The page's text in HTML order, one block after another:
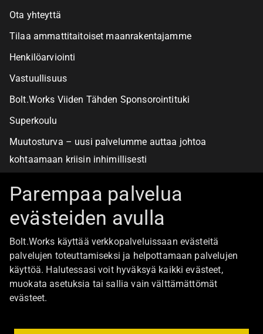
Ota yhteyttä
Tilaa ammattitaitoiset maanrakentajamme
Henkilöarviointi
Vastuullisuus
Bolt.Works Viiden Tähden Sponsorointituki
Superkoulu
Muutosturva – uusi palvelumme auttaa johtoa
kohtaamaan kriisin inhimillisesti
Boltista
Töihin Bolt.Worksin toimistolle
Ajankohtaista
Ota yhteyttä
Parempaa palvelua
evästeiden avulla
Bolt.Works käyttää verkkopalveluissaan evästeitä
palvelujen toteuttamiseksi ja helpottamaan palvelujen
käyttöä. Halutessasi voit hyväksyä kaikki evästeet,
muokata asetuksia tai sallia vain välttämättömät
evästeet.